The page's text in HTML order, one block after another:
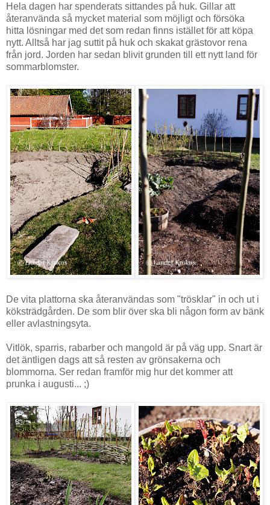
Hela dagen har spenderats sittandes på huk. Gillar att
återanvända så mycket material som möjligt och försöka
hitta lösningar med det som redan finns istället för att köpa
nytt. Alltså har jag suttit på huk och skakat grästovor rena
från jord. Jorden har sedan blivit grunden till ett nytt land för
sommarblomster.
De vita plattorna ska återanvändas som "trösklar" in och ut i
köksträdgården. De som blir över ska bli någon form av bänk
eller avlastningsyta.
Vitlök, sparris, rabarber och mangold är på väg upp. Snart är
det äntligen dags att så resten av grönsakerna och
blommorna. Ser redan framför mig hur det kommer att
prunka i augusti... ;)